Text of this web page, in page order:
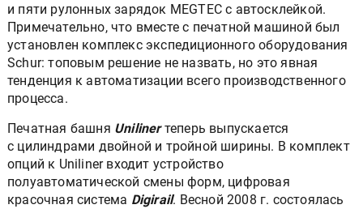
и пяти рулонных зарядок MEGTEC с автосклейкой.
Примечательно, что вместе с печатной машиной был
установлен комплекс экспедиционного оборудования
Schur: топовым решение не назвать, но это явная
тенденция к автоматизации всего производственного
процесса.
Печатная башня Unilinerтеперь выпускается
с цилиндрами двойной и тройной ширины. В комплект
опций к Uniliner входит устройство
полуавтоматической смены форм, цифровая
красочная система Digirail. Весной 2008 г. состоялась